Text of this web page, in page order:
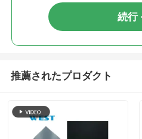
続行
推薦されたプロダクト